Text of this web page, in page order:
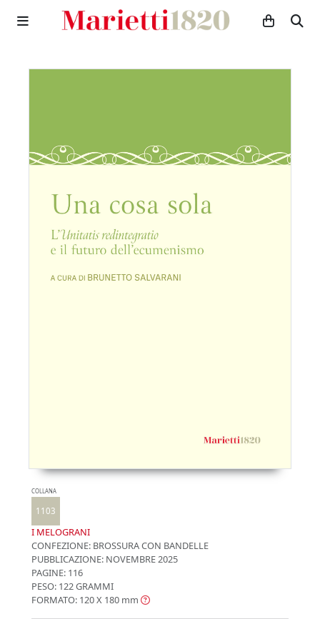
COLLANA
1103
I MELOGRANI
CONFEZIONE: BROSSURA CON BANDELLE
PUBBLICAZIONE: NOVEMBRE 2025
PAGINE: 116
PESO: 122 GRAMMI
FORMATO: 120 X 180 mm